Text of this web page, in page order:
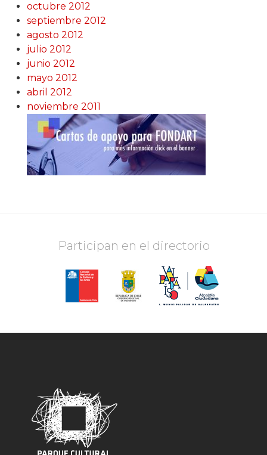
octubre 2012
septiembre 2012
agosto 2012
julio 2012
junio 2012
mayo 2012
abril 2012
noviembre 2011
Participan en el directorio